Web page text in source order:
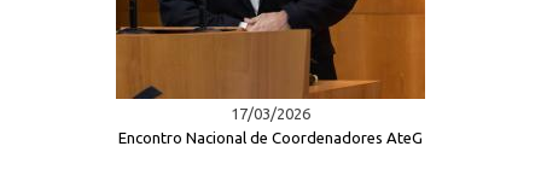
17/03/2026
Encontro Nacional de Coordenadores AteG